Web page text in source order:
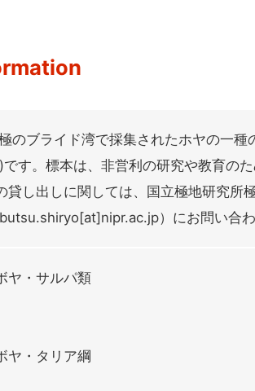
のブライド湾で採集されたホヤの一種
す。標本は、非営利の研究や教育の
貸し出しに関しては、国立極地研究所
）にお問い合わ
ヤ・サルパ類
ヤ・タリア綱